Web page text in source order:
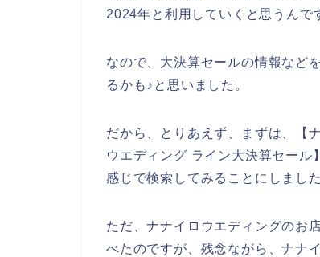
2024年と利用していくと思うんで
なので、大決算セールの情報など
るかも♪と思いました。
だから、とりあえず、まずは、【
ウエディング ライン大決算セール
感じで検索してみることにしました
ただ、ナナイロウエディングのお
べたのですが、残念ながら、ナナ